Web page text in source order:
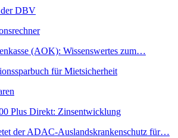
der DBV
(AOK): Wissenswertes zum…
für Mietsicherheit
Plus Direkt: Zinsentwicklung
der ADAC-Auslandskrankenschutz für…